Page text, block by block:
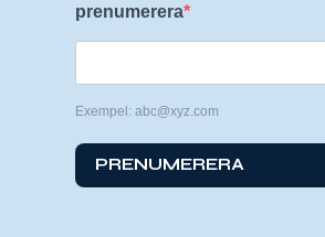
prenumerera
Exempel: abc@xyz.com
PRENUMERERA